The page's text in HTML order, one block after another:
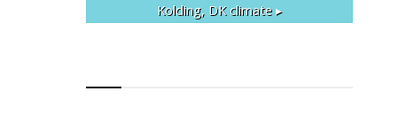
Kolding, DKclimate ▸